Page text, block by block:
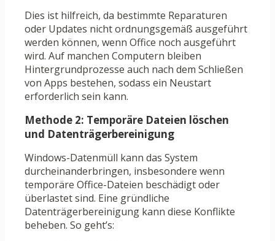
Dies ist hilfreich, da bestimmte Reparaturen
oder Updates nicht ordnungsgemäß ausgeführt
werden können, wenn Office noch ausgeführt
wird. Auf manchen Computern bleiben
Hintergrundprozesse auch nach dem Schließen
von Apps bestehen, sodass ein Neustart
erforderlich sein kann.
Methode 2: Temporäre Dateien löschen
und Datenträgerbereinigung
Windows-Datenmüll kann das System
durcheinanderbringen, insbesondere wenn
temporäre Office-Dateien beschädigt oder
überlastet sind. Eine gründliche
Datenträgerbereinigung kann diese Konflikte
beheben. So geht’s: